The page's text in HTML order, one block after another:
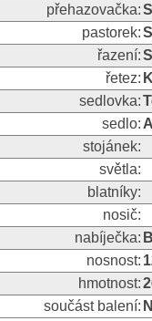
přehazovačka:
pastorek:
řazení:
řetez:
sedlovka:
sedlo:
stojánek:
světla:
blatníky:
nosič:
nabíječka:
nosnost:
hmotnost:
součást balení: